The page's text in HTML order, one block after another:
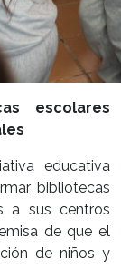
escolares
educativa
bibliotecas
a sus centros
de que el
de niños y